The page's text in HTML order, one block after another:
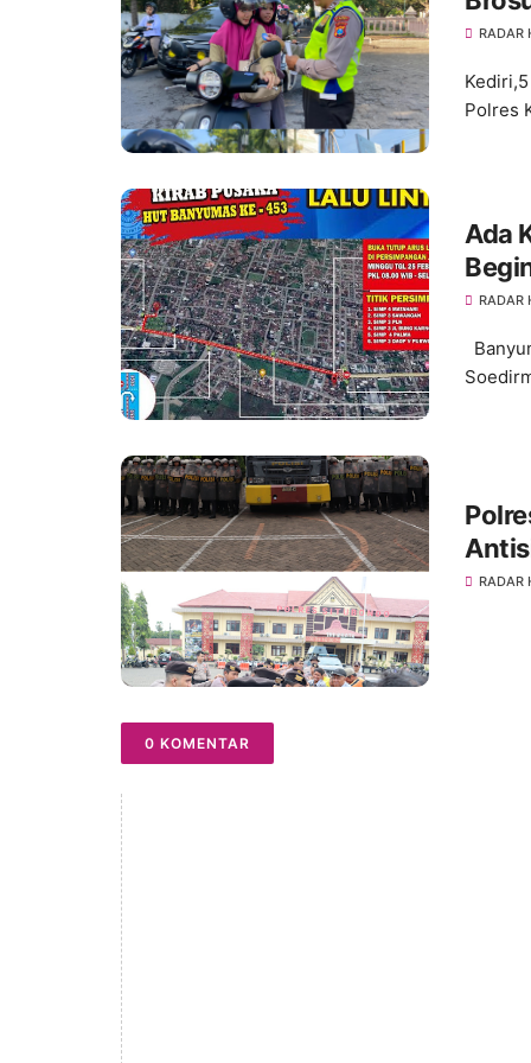
RADAR
Polres
Ada
RADAR
RADAR
0 KOMENTAR